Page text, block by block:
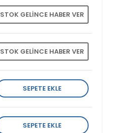
STOK GELINCE HABER VER
STOK GELINCE HABER VER
SEPETE EKLE
SEPETE EKLE